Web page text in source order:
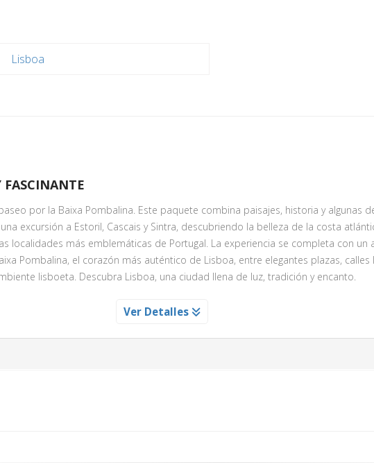
Lisboa
FASCINANTE
por la Baixa Pombalina. Este paquete combina paisajes, historia y algunas
excursión a Estoril, Cascais y Sintra, descubriendo la belleza de la costa
localidades más emblemáticas de Portugal. La experiencia se completa con un
Pombalina, el corazón más auténtico de Lisboa, entre elegantes plazas, calles
lisboeta. Descubra Lisboa, una ciudad llena de luz, tradición y encanto.
PLAZAS Y LA BAJA POMBALINA
escenarios más icónicos y fotografiados de Portugal
Ver Detalles